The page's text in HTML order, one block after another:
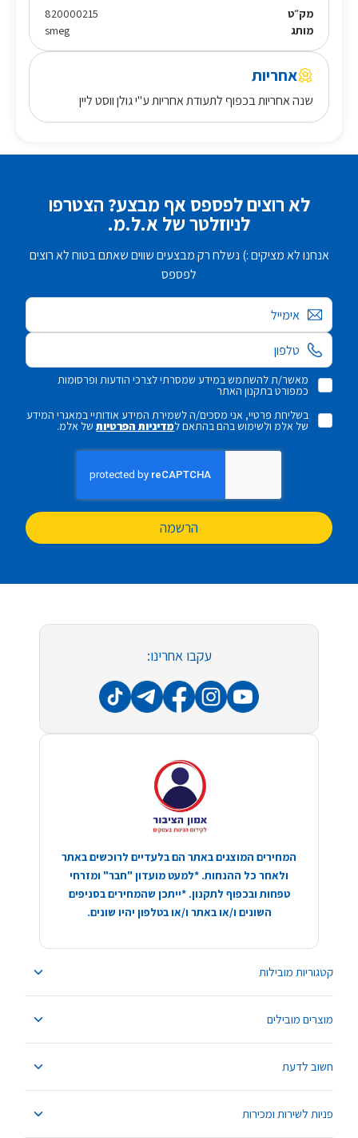
מק״ט
820000215
מותג
smeg
אחריות
שנה אחריות בכפוף לתעודת אחריות ע"י גולן ווסט ליין
לא רוצים לפספס אף מבצע? הצטרפו
לניוזלטר של א.ל.מ.
אנחנו לא מציקים :) נשלח רק מבצעים שווים שאתם בטוח לא רוצים
לפספס
אימייל
מאשר/ת להשתמש במידע שמסרתי לצרכי הודעות ופרסומות
כמפורט בתקנון האתר
בשליחת פרטיי, אני מסכים/ה לשמירת המידע אודותיי במאגרי המידע
של אלמ ולשימוש בהם בהתאם למדיניות הפרטיותשל אלמ.
הרשמה
קטגוריות מובילות
מוצרים מובילים
חשוב לדעת
פניות לשירות ומכירות
עקבו אחרינו:
המחירים המוצגים באתר הם בלעדיים לרוכשים באתר
ולאחר כל ההנחות. *למעט מועדון "חבר" ומזרחי
טפחות ובכפוף לתקנון. *ייתכן שהמחירים בסניפים
השונים ו/או באתר ו/או בטלפון יהיו שונים.